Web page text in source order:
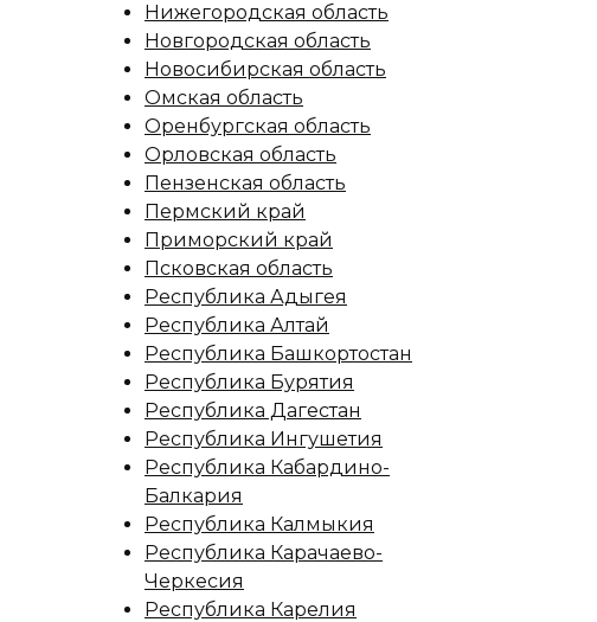
Нижегородская область
Новгородская область
Новосибирская область
Омская область
Оренбургская область
Орловская область
Пензенская область
Пермский край
Приморский край
Псковская область
Республика Адыгея
Республика Алтай
Республика Башкортостан
Республика Бурятия
Республика Дагестан
Республика Ингушетия
Республика Кабардино-
Балкария
Республика Калмыкия
Республика Карачаево-
Черкесия
Республика Карелия